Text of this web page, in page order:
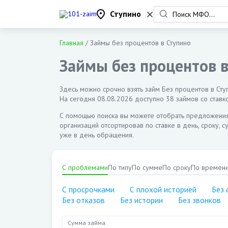
Ступино
Главная /Займы без процентов в Ступино
Займы без процентов в
Здесь можно срочно взять займ Без процентов в
На сегодня 08.08.2026 доступно 38 займов со
С помощью поиска вы можете отобрать
организаций отсортировав по ставке в день, сроку,
уже в день обращения.
С проблемамиПо типуПо суммеПо срокуПо времени
С просрочками С плохой историей Без
Без отказов
Без истории Без звонков
Сумма займа